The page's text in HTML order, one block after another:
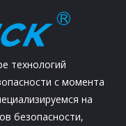
технологий
с момента
на
безопасности,